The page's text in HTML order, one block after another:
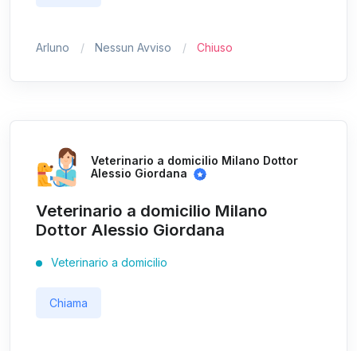
Arluno Nessun Avviso Chiuso
Veterinario a domicilio Milano Dottor
Alessio Giordana
Veterinario a domicilio Milano
Dottor Alessio Giordana
Veterinario a domicilio
Chiama